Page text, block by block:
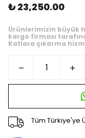
₺ 23,250.00
Ürünlerimizin büyük
kargo firması
Katlara çıkarma
Tüm Türkiye'ye